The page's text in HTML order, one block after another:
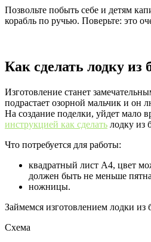
Позвольте побыть себе и детям
корабль по ручью. Поверьте: это
Как сделать лодку из
Изготовление станет
подрастает озорной мальчик и он
На создание поделки, уйдет мало
инструкцией как сделать лодку из
Что потребуется для работы:
квадратный лист А4, цвет
должен быть не меньше
ножницы.
Займемся изготовлением лодки из
Схема